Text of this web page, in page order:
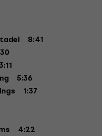
8:41
5:36
1:37
4:22